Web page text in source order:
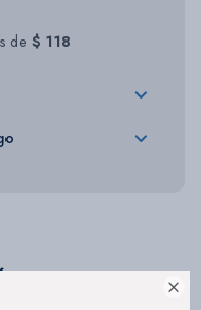

de $ 118